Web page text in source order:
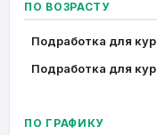
ПО ВОЗРАСТУ
Подработка для
Подработка для
ПО ГРАФИКУ